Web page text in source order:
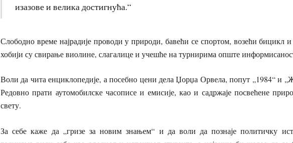
изазове и велика достигнућа.“
Слободно време најрадије проводи у природи, бавећи се спортом, возећи бицикл
хобији су свирање виолине, слагалице и учешће на турнирима опште
Воли да чита енциклопедије, а посебно цени дела Џорџа Орвела, попут „1984“ и
Редовно прати аутомобилске часописе и емисије, као и садржаје посвећене
свету.
За себе каже да „гризе за новим знањем“ и да воли да познаје политичку